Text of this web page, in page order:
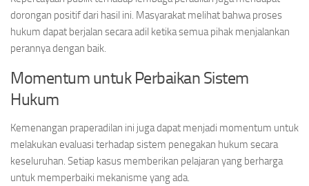
dorongan positif dari hasil ini. Masyarakat melihat bahwa proses
hukum dapat berjalan secara adil ketika semua pihak menjalankan
perannya dengan baik.
Momentum untuk Perbaikan Sistem
Hukum
Kemenangan praperadilan ini juga dapat menjadi momentum untuk
melakukan evaluasi terhadap sistem penegakan hukum secara
keseluruhan. Setiap kasus memberikan pelajaran yang berharga
untuk memperbaiki mekanisme yang ada.